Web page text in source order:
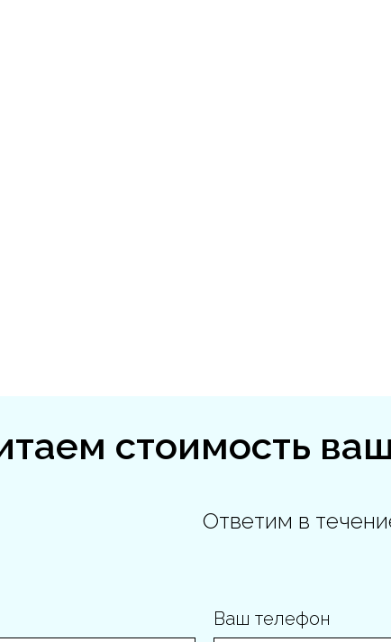
стоимость
Ответим в
Ваш телефон